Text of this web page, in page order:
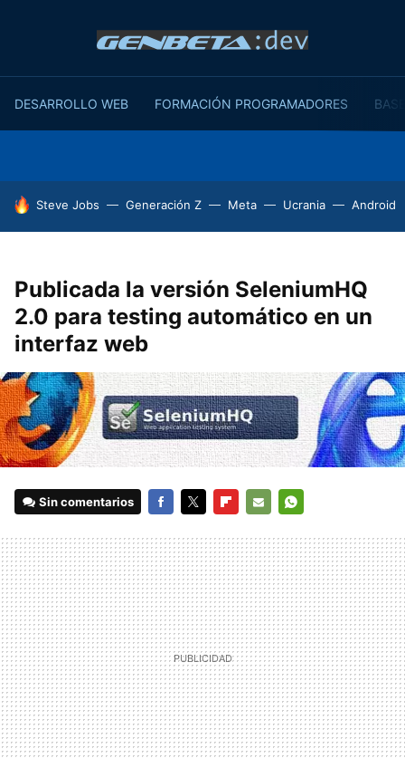
DESARROLLO WEB FORMACIÓN PROGRAMADORES
HOY SE HABLA DE
Steve Jobs Generación Z Meta Ucrania Android
Publicada la versión SeleniumHQ
2.0 para testing automático en un
interfaz web
Sin comentarios
MAIL